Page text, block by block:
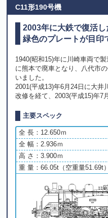
C11形190号機
2003年に大鉄で復活し
緑色のプレートが目印
1940(昭和15)年に川崎車両で
に熊本で廃車となり、八代市
いました。
2001(平成13)年6月24日に大井
改修を経て、2003(平成15)年7
主要スペック
全 長：12.650ｍ
全 幅：2.936ｍ
高 さ：3.900ｍ
重 量：66.05t（空重量51.69t）